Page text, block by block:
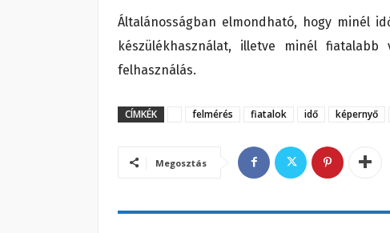
Általánosságban elmondható, hogy minél
készülékhasználat, illetve minél
felhasználás.
CÍMKÉK felmérés fiatalok idő képernyő
Megosztás